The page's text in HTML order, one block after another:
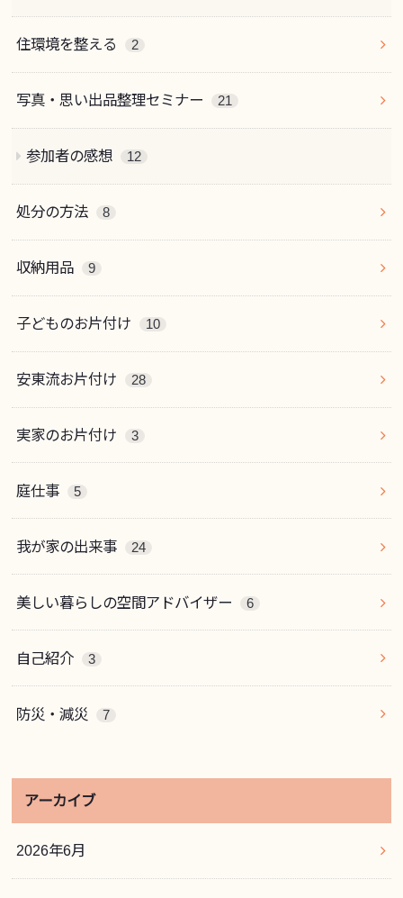
住環境を整える 2
写真・思い出品整理セミナー 21
参加者の感想 12
処分の方法 8
収納用品 9
子どものお片付け 10
安東流お片付け 28
実家のお片付け 3
庭仕事 5
我が家の出来事 24
美しい暮らしの空間アドバイザー 6
自己紹介 3
防災・減災 7
アーカイブ
2026年6月